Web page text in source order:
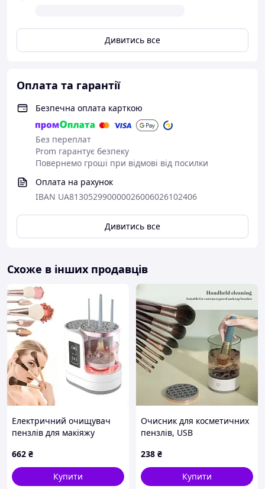
Дивитись все
Оплата та гарантії
Безпечна оплата карткою
Без переплат
Prom гарантує безпеку
Повернемо гроші при відмові від посилки
Оплата на рахунок
IBAN UA813052990000026006026102406
Дивитись все
Схоже в інших продавців
Електричний очищувач
пензлів для макіяжу
cleaner
662 ₴
Купити
Очисник для косметичних
пензлів, USB
238 ₴
Купити